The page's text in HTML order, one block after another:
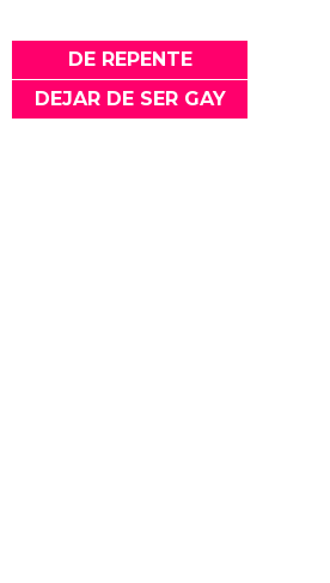
DE REPENTE
DEJAR DE SER GAY